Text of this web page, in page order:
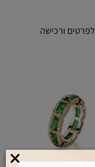
לפרטים ורכישה